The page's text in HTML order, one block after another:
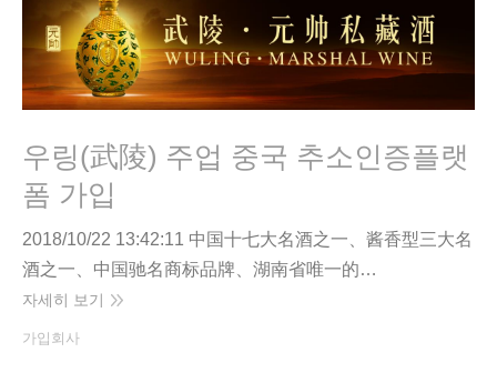
우링(武陵) 주업 중국 추소인증플랫
폼 가입
2018/10/22 13:42:11 中国十七大名酒之一、酱香型三大名
酒之一、中国驰名商标品牌、湖南省唯一的…
자세히 보기
가입회사